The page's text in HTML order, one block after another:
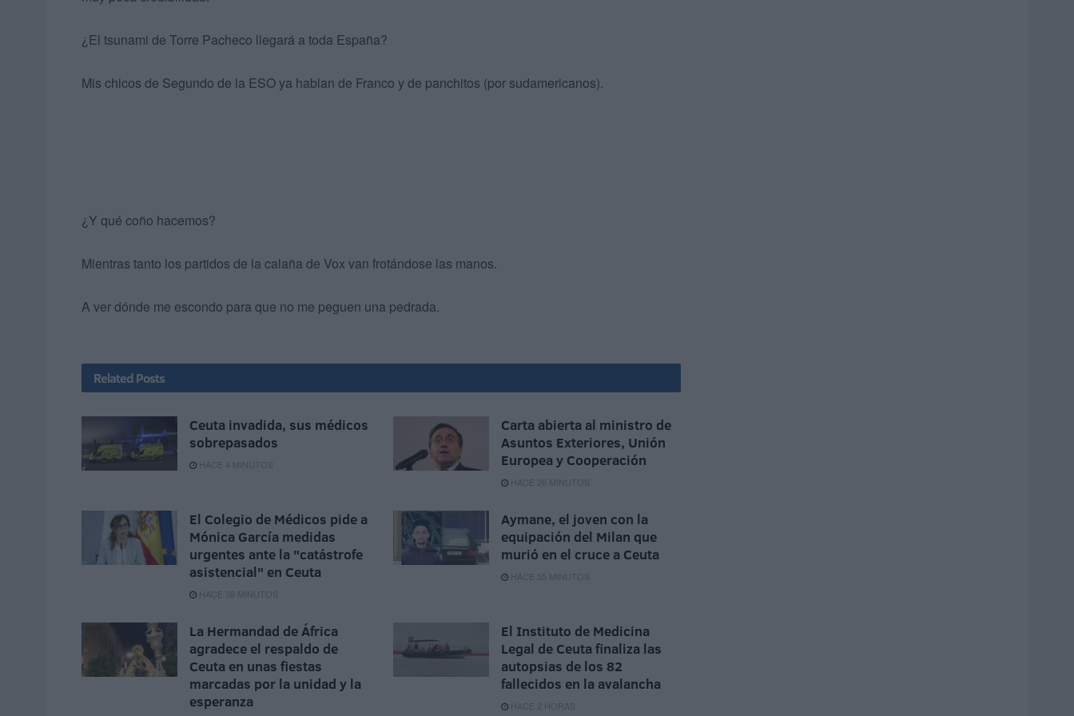
¿El tsunami de Torre Pacheco llegará a toda España?
Mis chicos de Segundo de la ESO ya hablan de Franco y de panchitos (por sudamericanos).
¿Y qué coño hacemos?
Mientras tanto los partidos de la calaña de Vox van frotándose las manos.
A ver dónde me escondo para que no me peguen una pedrada.
Related Posts
Ceuta invadida, sus médicos
sobrepasados
HACE 4 MINUTOS
Carta abierta al ministro de
Asuntos Exteriores, Unión
Europea y Cooperación
HACE 26 MINUTOS
El Colegio de Médicos pide a
Mónica García medidas
urgentes ante la "catástrofe
asistencial" en Ceuta
HACE 38 MINUTOS
Aymane, el joven con la
equipación del Milan que
murió en el cruce a Ceuta
HACE 55 MINUTOS
La Hermandad de África
agradece el respaldo de
Ceuta en unas fiestas
marcadas por la unidad y la
esperanza
El Instituto de Medicina
Legal de Ceuta finaliza las
autopsias de los 82
fallecidos en la avalancha
HACE 2 HORAS